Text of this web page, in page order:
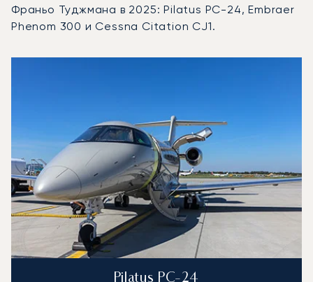
Франьо Туджмана в 2025: Pilatus PC-24, Embraer
Phenom 300 и Cessna Citation CJ1.
Pilatus PC-24